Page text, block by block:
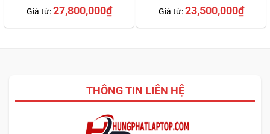
trên 5
dựa trên
Giá từ:27,800,000₫
trên 5
dựa trên
Giá từ:23,500,000₫
THÔNG TIN LIÊN HỆ